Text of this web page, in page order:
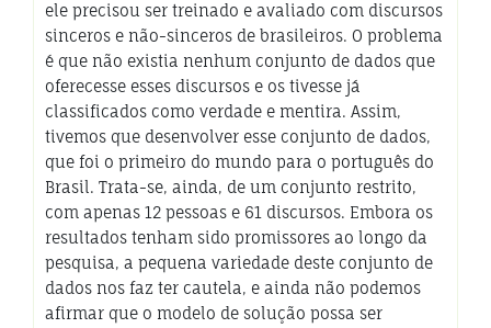
ele precisou ser treinado e avaliado com discursos
sinceros e não-sinceros de brasileiros. O problema
é que não existia nenhum conjunto de dados que
oferecesse esses discursos e os tivesse já
classificados como verdade e mentira. Assim,
tivemos que desenvolver esse conjunto de dados,
que foi o primeiro do mundo para o português do
Brasil. Trata-se, ainda, de um conjunto restrito,
com apenas 12 pessoas e 61 discursos. Embora os
resultados tenham sido promissores ao longo da
pesquisa, a pequena variedade deste conjunto de
dados nos faz ter cautela, e ainda não podemos
afirmar que o modelo de solução possa ser